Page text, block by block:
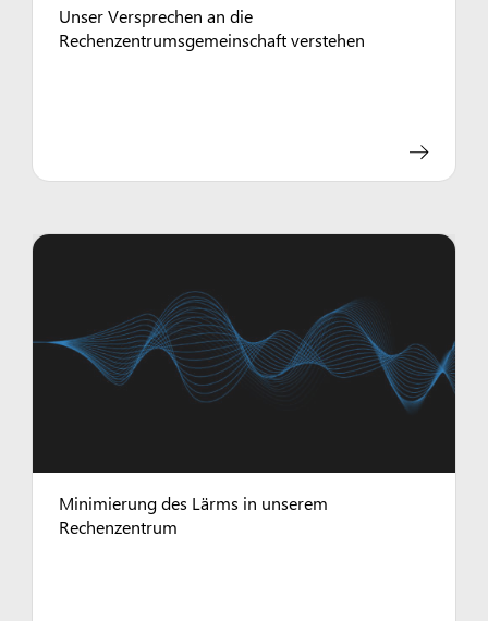
Unser Versprechen an die
Rechenzentrumsgemeinschaft verstehen
Minimierung des Lärms in unserem
Rechenzentrum